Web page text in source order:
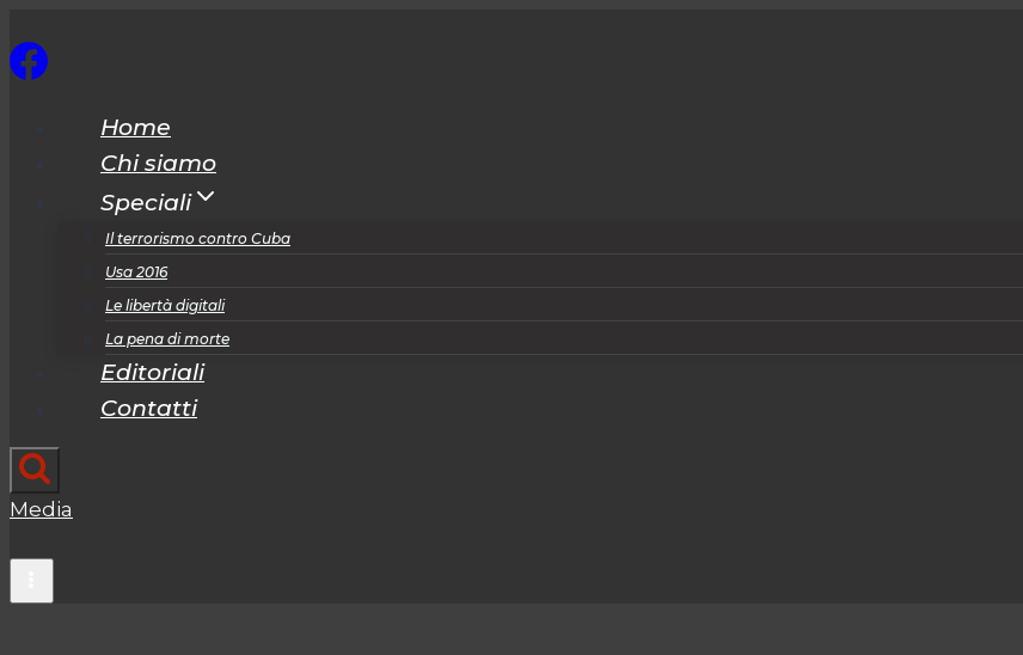
al
Home
Chi siamo
Speciali
Il terrorismo contro Cuba
Usa 2016
Le libertà digitali
La pena di morte
Editoriali
Contatti
Media